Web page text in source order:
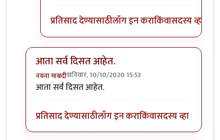
प्रतिसाद देण्यासाठीलॉग इन कराकिंवासदस्य व्हा
आता सर्व दिसत आहेत.
नयना माबदीशनिवार, 10/10/2020 15:53
In reply toफोटो फक्त मलाच दिसत नाहिए का ?
आता सर्व दिसत आहेत.
प्रतिसाद देण्यासाठीलॉग इन कराकिंवासदस्य व्हा